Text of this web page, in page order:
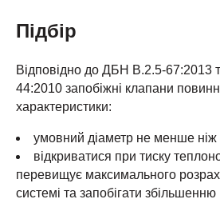
Підбір
Відповідно до ДБН В.2.5-67:2013
44:2010 запобіжні клапани
характеристики:
умовний діаметр не менше
відкриватися при тиску
перевищує максимального
системі та запобігати